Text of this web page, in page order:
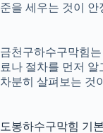
준을 세우는 것이 안
금천구하수구막힘
료나 절차를 먼저
차분히 살펴보는 것
도봉하수구막힘 기